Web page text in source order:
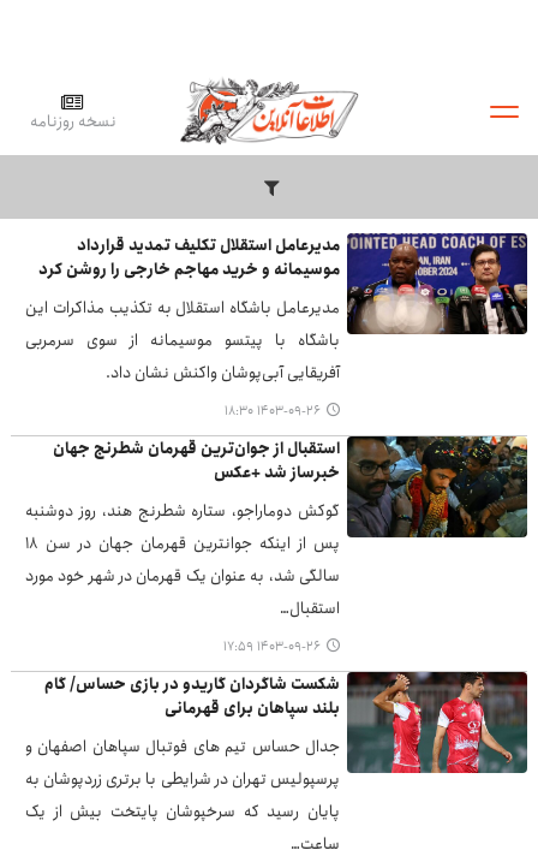
نسخه روزنامه
مدیرعامل استقلال تکلیف تمدید قرارداد
موسیمانه و خرید مهاجم خارجی را روشن کرد
مدیرعامل باشگاه استقلال به تکذیب مذاکرات این
باشگاه با پیتسو موسیمانه از سوی سرمربی
آفریقایی آبی‌پوشان واکنش نشان داد.
۱۴۰۳-۰۹-۲۶ ۱۸:۳۰
استقبال از جوان‌ترین قهرمان شطرنج جهان
خبرساز شد +عکس
گوکش دوماراجو، ستاره شطرنج هند، روز دوشنبه
پس از اینکه جوانترین قهرمان جهان در سن ۱۸
سالگی شد، به عنوان یک قهرمان در شهر خود مورد
استقبال…
۱۴۰۳-۰۹-۲۶ ۱۷:۵۹
شکست شاگردان گاریدو در بازی حساس/ گام
بلند سپاهان برای قهرمانی
جدال حساس تیم های فوتبال سپاهان اصفهان و
پرسپولیس تهران در شرایطی با برتری زردپوشان به
پایان رسید که سرخپوشان پایتخت بیش از یک
ساعت…